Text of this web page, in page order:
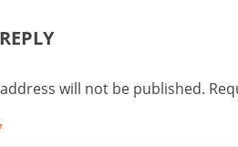
will not be published.